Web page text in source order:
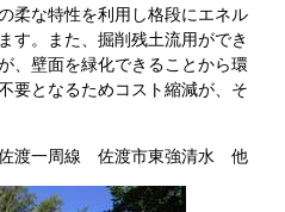
柔な特性を利用し格段にエネル
す。また、掘削残土流用ができ
、壁面を緑化できることから環
要となるためコスト縮減が、そ
渡一周線 佐渡市東強清水 他